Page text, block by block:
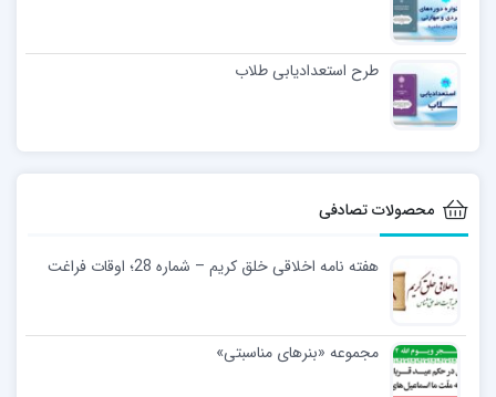
طرح استعدادیابی طلاب
محصولات تصادفی
هفته نامه اخلاقی خلق کریم – شماره 28؛ اوقات فراغت
مجموعه «بنرهای مناسبتی»